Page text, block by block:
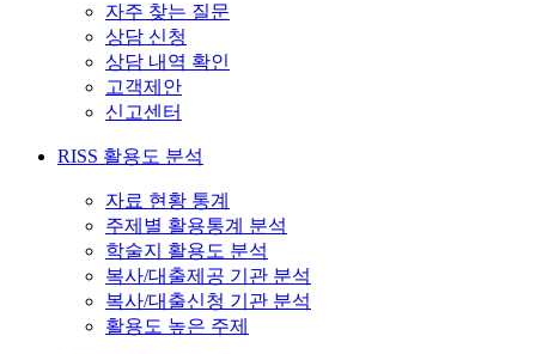
자주 찾는 질문
상담 신청
상담 내역 확인
고객제안
신고센터
RISS 활용도 분석
자료 현황 통계
주제별 활용통계 분석
학술지 활용도 분석
복사/대출제공 기관 분석
복사/대출신청 기관 분석
활용도 높은 주제